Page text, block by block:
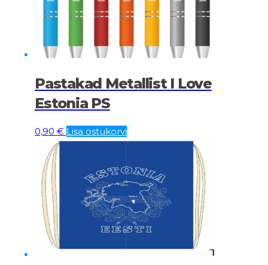
Pastakad Metallist I Love
Estonia PS
0,90 € Lisa ostukorvi